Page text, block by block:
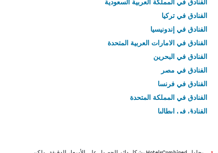
الفنادق في تركيا
الفنادق في إندونيسيا
الفنادق في الامارات العربية المتحدة
الفنادق في البحرين
الفنادق في مصر
الفنادق في فرنسا
الفنادق في المملكة المتحدة
الفنادق في إيطاليا